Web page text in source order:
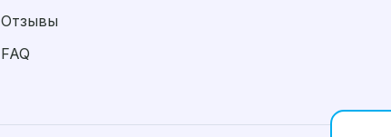
Отзывы
FAQ